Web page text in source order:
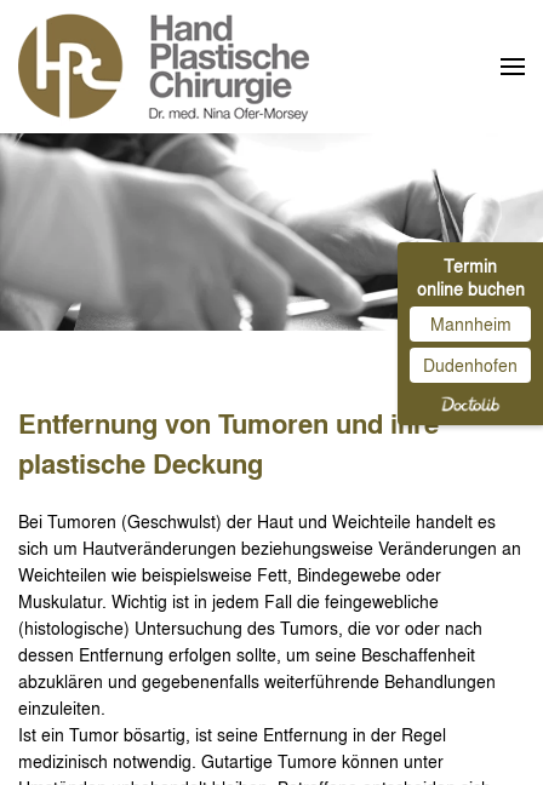
Zum Hauptinhalt springen
Entfernung von Tumoren und ihre
plastische Deckung
Bei Tumoren (Geschwulst) der Haut und Weichteile handelt es
sich um Hautveränderungen beziehungsweise Veränderungen an
Weichteilen wie beispielsweise Fett, Bindegewebe oder
Muskulatur. Wichtig ist in jedem Fall die feingewebliche
(histologische) Untersuchung des Tumors, die vor oder nach
dessen Entfernung erfolgen sollte, um seine Beschaffenheit
abzuklären und gegebenenfalls weiterführende Behandlungen
einzuleiten.
Ist ein Tumor bösartig, ist seine Entfernung in der Regel
medizinisch notwendig. Gutartige Tumore können unter
Termin
online buchen
Mannheim
Dudenhofen